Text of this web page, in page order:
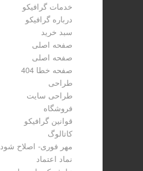
خدمات گرافیکو
درباره گرافیکو
سبد خرید
صفحه اصلی
صفحه اصلی
صفحه خطا 404
طراحی
طراحی سایت
فروشگاه
قوانین گرافیکو
کاتالوگ
مهر فوری- اصلاح شود
نماد اعتماد